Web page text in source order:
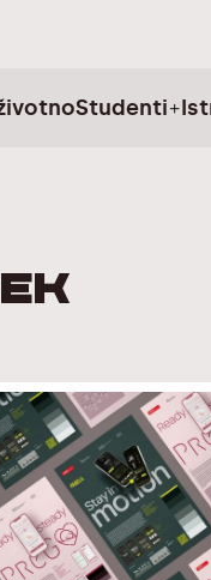
Studenti